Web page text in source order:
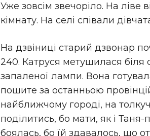
Уже зовсім звечоріло. На ліве
кімнату. На селі співали
На дзвіниці старий дзвонар
240. Катруся метушилася біля
запаленої лампи. Вона
пошите за останньою
найближчому городі, на
поділитись, бо мати, як і
боялась, бо їй здавалось, що